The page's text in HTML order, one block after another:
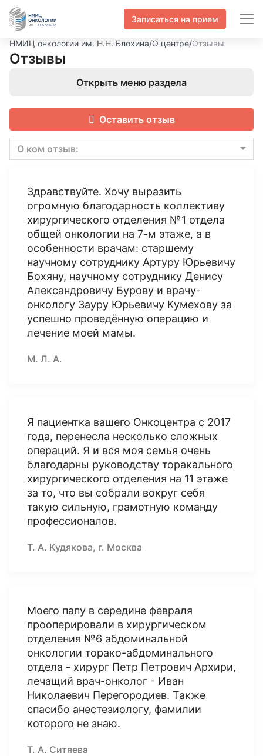
Записаться на прием
НМИЦ онкологии им. Н.Н. Блохина/О центре/Отзывы
Отзывы
Открыть меню раздела
Оставить отзыв
О ком отзыв:
Здравствуйте. Хочу выразить
огромную благодарность коллективу
хирургического отделения №1 отдела
общей онкологии на 7-м этаже, а в
особенности врачам: старшему
научному сотруднику Артуру Юрьевичу
Бохяну, научному сотруднику Денису
Александровичу Бурову и врачу-
онкологу Зауру Юрьевичу Кумехову за
успешно проведённую операцию и
лечение моей мамы.
М. Л. А.
Я пациентка вашего Онкоцентра с 2017
года, перенесла несколько сложных
операций. Я и вся моя семья очень
благодарны руководству торакального
хирургического отделения на 11 этаже
за то, что вы собрали вокруг себя
такую сильную, грамотную команду
профессионалов.
Т. А. Кудякова, г. Москва
Моего папу в середине февраля
прооперировали в хирургическом
отделения №6 абдоминальной
онкологии торако-абдоминального
отдела - хирург Петр Петрович Архири,
лечащий врач-онколог - Иван
Николаевич Перегородиев. Также
спасибо анестезиологу, фамилии
которого не знаю.
Т. А. Ситяева